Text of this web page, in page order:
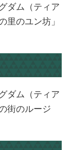
ダム（ティア
里のユン坊」
ダム（ティア
街のルージ